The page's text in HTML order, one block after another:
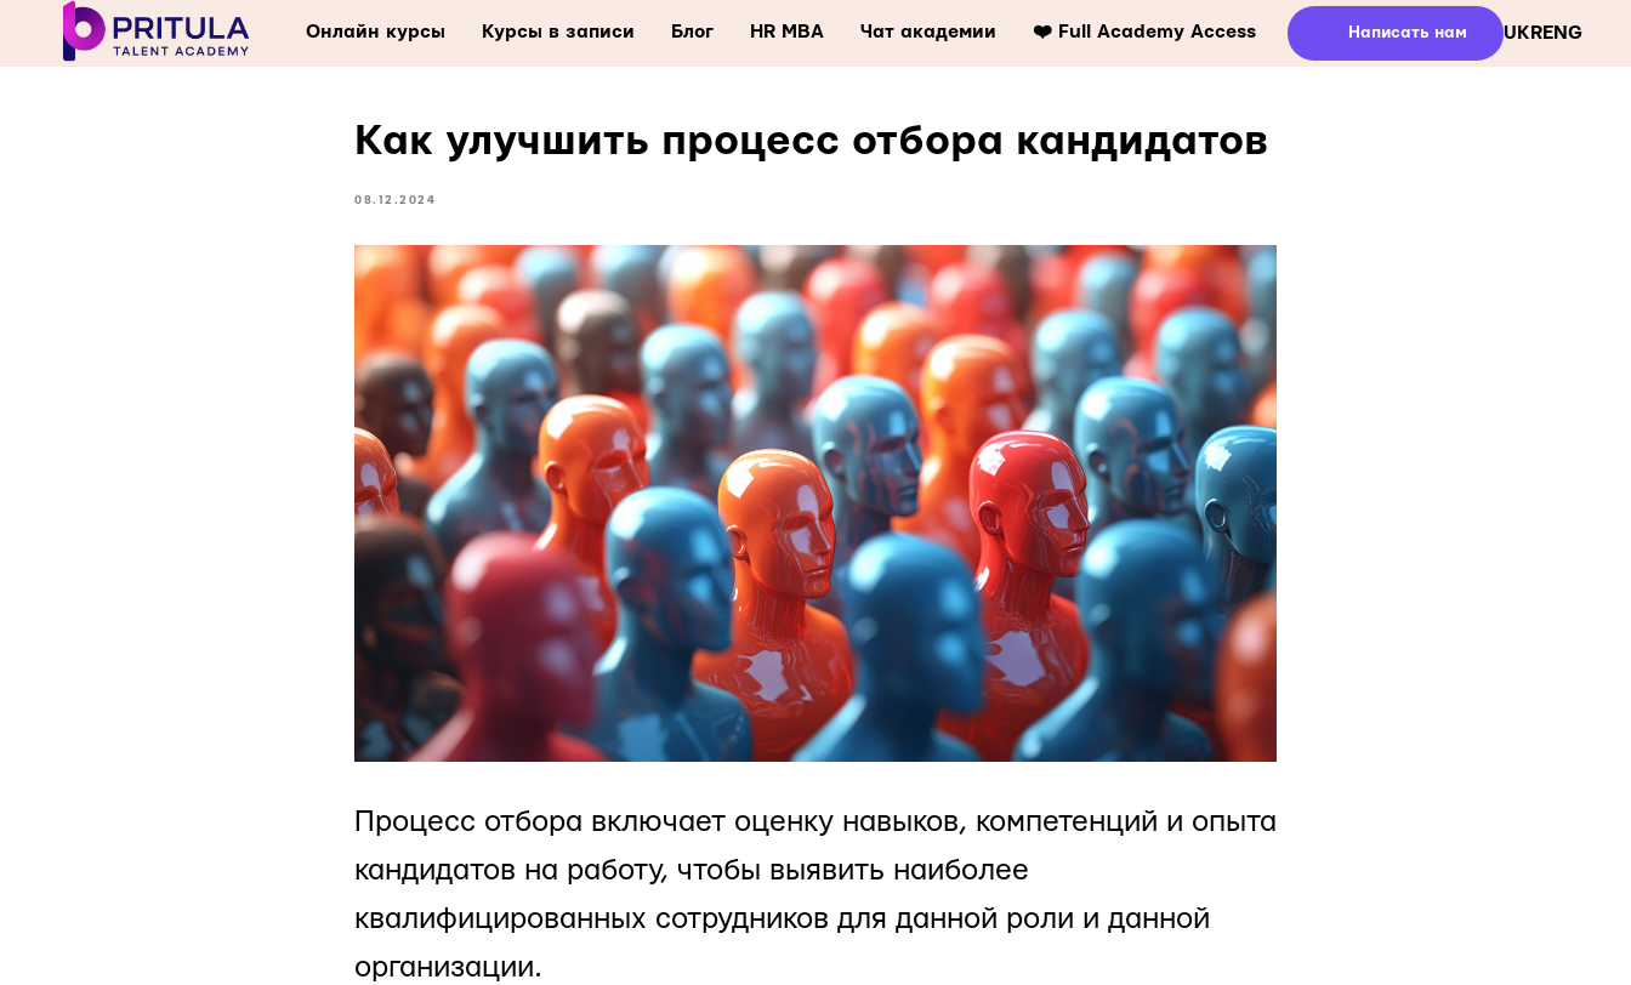
Онлайн курсы Курсы в записи Блог HR MBA Чат академии ❤️ Full Academy Access Написать нам UKR ENG
Как улучшить процесс отбора кандидатов
08.12.2024
Процесс отбора включает оценку навыков, компетенций и опыта
кандидатов на работу, чтобы выявить наиболее
квалифицированных сотрудников для данной роли и данной
организации.